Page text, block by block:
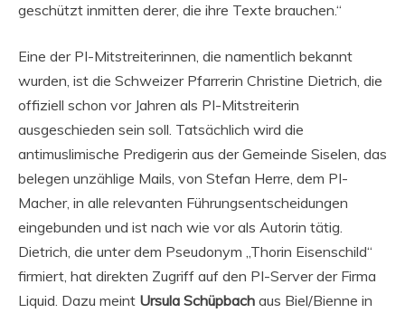
geschützt inmitten derer, die ihre Texte brauchen.“
Eine der PI-Mitstreiterinnen, die namentlich bekannt
wurden, ist die Schweizer Pfarrerin Christine Dietrich, die
offiziell schon vor Jahren als PI-Mitstreiterin
ausgeschieden sein soll. Tatsächlich wird die
antimuslimische Predigerin aus der Gemeinde Siselen, das
belegen unzählige Mails, von Stefan Herre, dem PI-
Macher, in alle relevanten Führungsentscheidungen
eingebunden und ist nach wie vor als Autorin tätig.
Dietrich, die unter dem Pseudonym „Thorin Eisenschild“
firmiert, hat direkten Zugriff auf den PI-Server der Firma
Liquid. Dazu meint Ursula Schüpbach aus Biel/Bienne in